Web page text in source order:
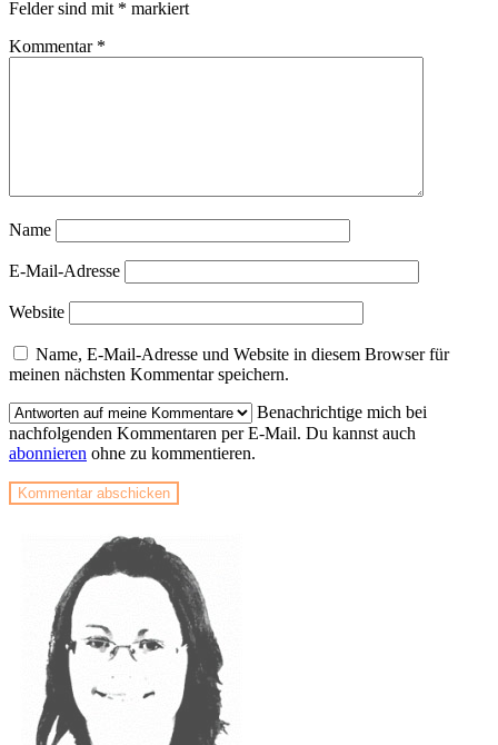
Felder sind mit * markiert
Kommentar *
Name
E-Mail-Adresse
Website
Name, E-Mail-Adresse und Website in diesem Browser für
meinen nächsten Kommentar speichern.
Benachrichtige mich bei
nachfolgenden Kommentaren per E-Mail. Du kannst auch
abonnieren ohne zu kommentieren.